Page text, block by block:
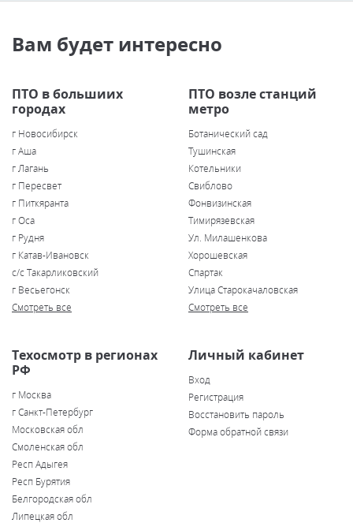
Вам будет интересно
ПТО в большиих
городах
г Новосибирск
г Аша
г Лагань
г Пересвет
г Питкяранта
г Оса
г Рудня
г Катав-Ивановск
с/с Такарликовский
г Весьегонск
Смотреть все
ПТО возле станций
метро
Ботанический сад
Тушинская
Котельники
Свиблово
Фонвизинская
Тимирязевская
Ул. Милашенкова
Хорошевская
Спартак
Улица Старокачаловская
Смотреть все
Техосмотр в регионах
РФ
г Москва
г Санкт-Петербург
Московская обл
Смоленская обл
Респ Адыгея
Респ Бурятия
Белгородская обл
Липецкая обл
Личный кабинет
Вход
Регистрация
Восстановить пароль
Форма обратной связи